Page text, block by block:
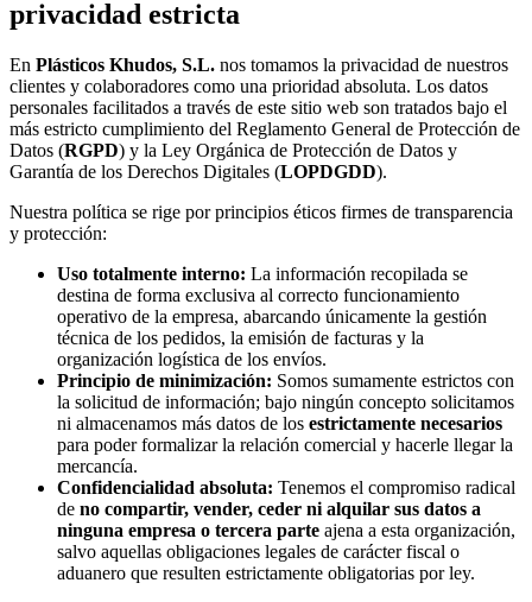
privacidad estricta
En Plásticos Khudos, S.L. nos tomamos la privacidad de nuestros
clientes y colaboradores como una prioridad absoluta. Los datos
personales facilitados a través de este sitio web son tratados bajo el
más estricto cumplimiento del Reglamento General de Protección de
Datos (RGPD) y la Ley Orgánica de Protección de Datos y
Garantía de los Derechos Digitales (LOPDGDD).
Nuestra política se rige por principios éticos firmes de transparencia
y protección:
Uso totalmente interno: La información recopilada se
destina de forma exclusiva al correcto funcionamiento
operativo de la empresa, abarcando únicamente la gestión
técnica de los pedidos, la emisión de facturas y la
organización logística de los envíos.
Principio de minimización: Somos sumamente estrictos con
la solicitud de información; bajo ningún concepto solicitamos
ni almacenamos más datos de los estrictamente necesarios
para poder formalizar la relación comercial y hacerle llegar la
mercancía.
Confidencialidad absoluta: Tenemos el compromiso radical
de no compartir, vender, ceder ni alquilar sus datos a
ninguna empresa o tercera parte ajena a esta organización,
salvo aquellas obligaciones legales de carácter fiscal o
aduanero que resulten estrictamente obligatorias por ley.